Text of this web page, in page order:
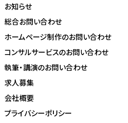
お知らせ
総合お問い合わせ
ホームページ制作のお問い合わせ
コンサルサービスのお問い合わせ
執筆・講演のお問い合わせ
求人募集
会社概要
プライバシーポリシー